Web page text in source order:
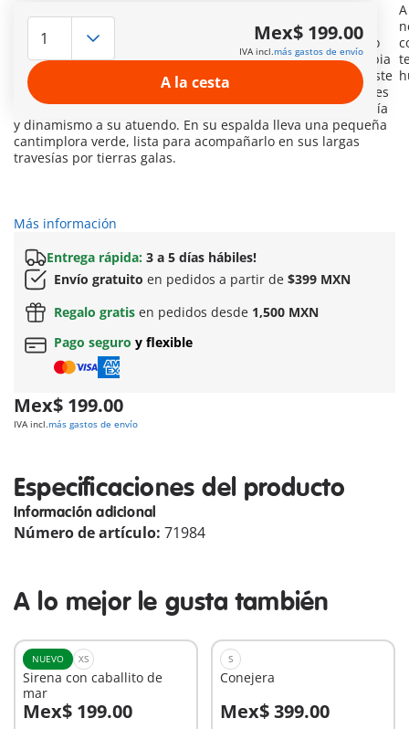
guerrero galo y su inseparable compañero canino. El
personaje luce un casco plateado con alas blancas, símbolo
de su agilidad e ingenio, acompañado de una cabellera rubia
y un bigote amarillo que resaltan su expresión decidida. Viste
un chaleco negro sin mangas, un cinturón verde con detalles
dorados y pantalones rojos que aportan un toque de energía
y dinamismo a su atuendo. En su espalda lleva una pequeña
cantimplora verde, lista para acompañarlo en sus largas
travesías por tierras galas.
Más información
Entrega rápida: 3 a 5 días hábiles!
Envío gratuito en pedidos a partir de $399 MXN
Regalo gratis en pedidos desde 1,500 MXN
Pago seguro y flexible
Mex$ 199.00
IVA incl.más gastos de envío
Mex$ 199.00
IVA incl.más gastos de envío
A la cesta
Especificaciones del producto
Información adicional
Número de artículo: 71984
A lo mejor le gusta también
NUEVO XS
Sirena con caballito de
mar
Mex$ 199.00
A la cesta
S
Conejera
Mex$ 399.00
A la cesta